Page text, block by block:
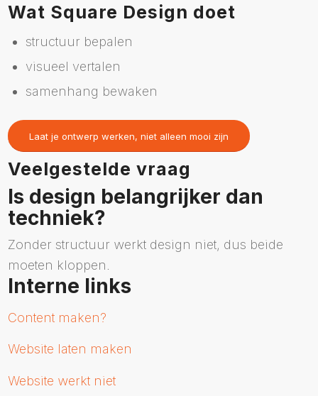
Wat Square Design doet
structuur bepalen
visueel vertalen
samenhang bewaken
Laat je ontwerp werken, niet alleen mooi zijn
Veelgestelde vraag
Is design belangrijker dan
techniek?
Zonder structuur werkt design niet, dus beide
moeten kloppen.
Interne links
Content maken?
Website laten maken
Website werkt niet